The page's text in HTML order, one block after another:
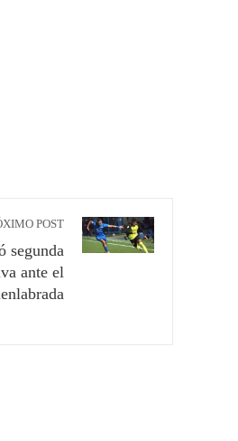
POST
segunda
ante el